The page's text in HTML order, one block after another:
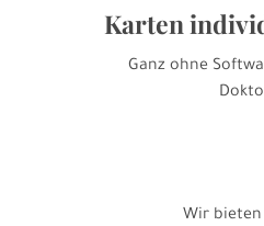
Karten
Ganz ohne
Wir bieten